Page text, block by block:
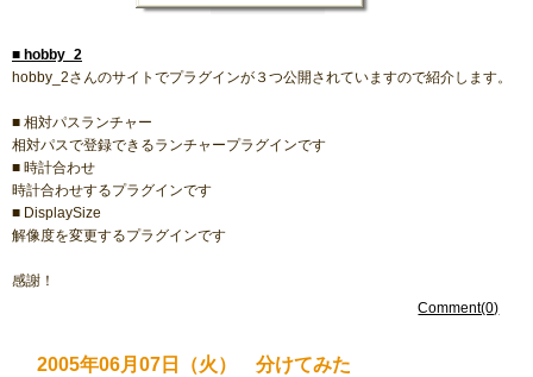
■ hobby_2
hobby_2さんのサイトでプラグインが３つ公開されていますので紹介します。
■ 相対パスランチャー
相対パスで登録できるランチャープラグインです
■ 時計合わせ
時計合わせするプラグインです
■ DisplaySize
解像度を変更するプラグインです
感謝！
Comment(0)
2005年06月07日（火） 分けてみた